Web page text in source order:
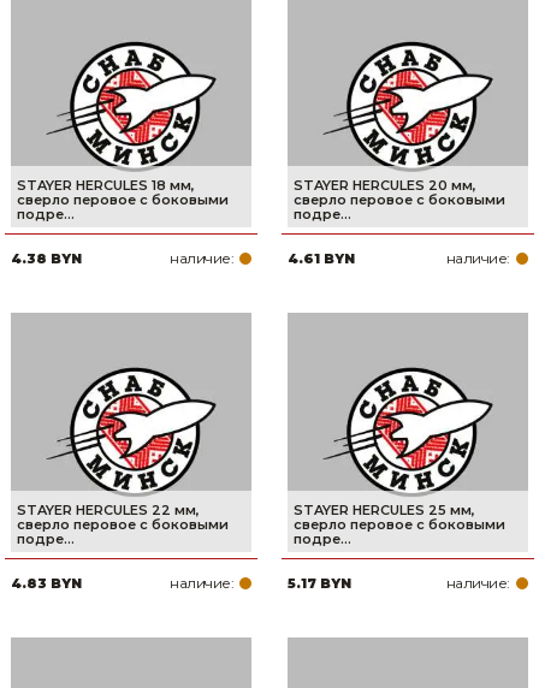
STAYER HERCULES 18 мм,
cверло перовое с боковыми
подре...
4.38 BYN наличие:
STAYER HERCULES 20 мм,
cверло перовое с боковыми
подре...
4.61 BYN наличие:
STAYER HERCULES 22 мм,
cверло перовое с боковыми
подре...
4.83 BYN наличие:
STAYER HERCULES 25 мм,
cверло перовое с боковыми
подре...
5.17 BYN наличие: